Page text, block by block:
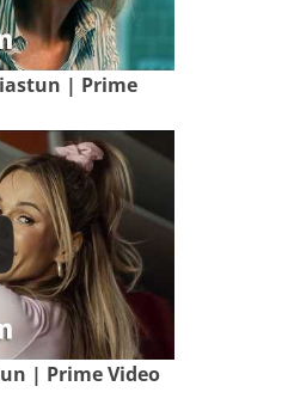
| Prime
| Prime Video